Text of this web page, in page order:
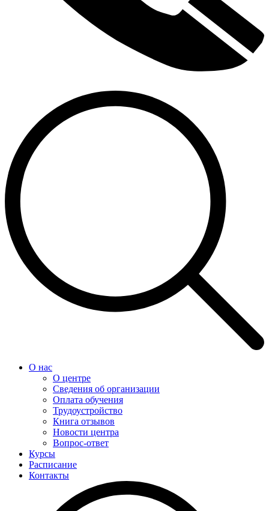
О нас
О центре
Сведения об организации
Оплата обучения
Трудоустройство
Книга отзывов
Новости центра
Вопрос-ответ
Курсы
Расписание
Контакты